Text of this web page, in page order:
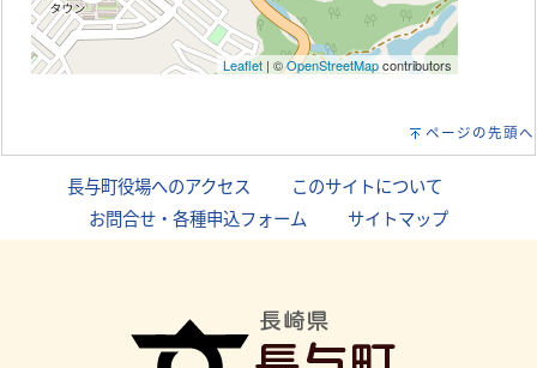
Leaflet | ©OpenStreetMapcontributors
ページの先頭へ
長与町役場へのアクセス このサイトについて
お問合せ・各種申込フォーム
サイトマップ